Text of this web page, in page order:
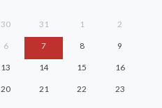
30 31 1 2
6 7 8 9
13 14 15 16
20 21 22 23